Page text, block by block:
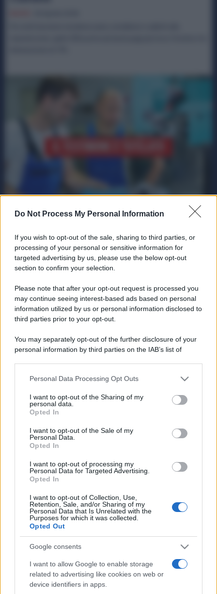
Do Not Process My Personal Information
If you wish to opt-out of the sale, sharing to third parties, or
processing of your personal or sensitive information for
targeted advertising by us, please use the below opt-out
section to confirm your selection.
Please note that after your opt-out request is processed you
may continue seeing interest-based ads based on personal
information utilized by us or personal information disclosed to
third parties prior to your opt-out.
You may separately opt-out of the further disclosure of your
personal information by third parties on the IAB’s list of
This information may also be disclosed by us to third parties
disclose it to other third parties.
Please note that this website/app uses one or more Google
services and may gather and store information including but
not limited to your visit or usage behaviour. You may click to
grant or deny consent to Google and its third-party tags to
consent section.
Personal Data Processing Opt Outs
I want to opt-out of the Sharing of my
personal data.
Opted In
I want to opt-out of the Sale of my
Personal Data.
Opted In
I want to opt-out of processing my
Personal Data for Targeted Advertising.
Opted In
I want to opt-out of Collection, Use,
Retention, Sale, and/or Sharing of my
Personal Data that Is Unrelated with the
Purposes for which it was collected.
Opted Out
Google consents
I want to allow Google to enable storage
related to advertising like cookies on web or
device identifiers in apps.
Non si può Licenziare chi Testimonia a
dalla Corte di Cassazione
Senza Categoria 9 Aprile 2025
La Cassazione ha emesso l’Ordinanza n. 8857 del 03.04.2025, in cui
ritenuto legittimo...
ME ALMECCANICI
Metalmeccanici News - Il portale di informazione sul mondo
della Metalmeccanica, Installazione di Impianti, Automotive e
Componentistica. Nel sito é presente una sezione specifica
con le Offerte di Lavoro dedicate alle professionalità della
filiera. Metalmeccanici News non è una testata giornalistica, in
quanto viene aggiornato senza alcuna periodicità. Non può
pertanto considerarsi un prodotto editoriale ai sensi della legge
n. 62 del 07.03.2001